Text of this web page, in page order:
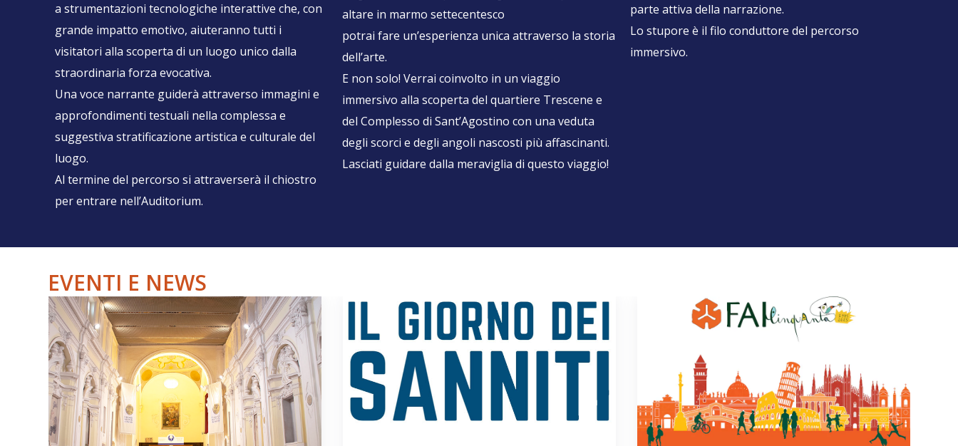
a strumentazioni tecnologiche interattive che, con
grande impatto emotivo, aiuteranno tutti i
visitatori alla scoperta di un luogo unico dalla
straordinaria forza evocativa.
Una voce narrante guiderà attraverso immagini e
approfondimenti testuali nella complessa e
suggestiva stratificazione artistica e culturale del
luogo.
Al termine del percorso si attraverserà il chiostro
per entrare nell’Auditorium.
altare in marmo settecentesco
potrai fare un’esperienza unica attraverso la storia
dell’arte.
E non solo! Verrai coinvolto in un viaggio
immersivo alla scoperta del quartiere Trescene e
del Complesso di Sant’Agostino con una veduta
degli scorci e degli angoli nascosti più affascinanti.
Lasciati guidare dalla meraviglia di questo viaggio!
parte attiva della narrazione.
Lo stupore è il filo conduttore del percorso
immersivo.
EVENTI E NEWS